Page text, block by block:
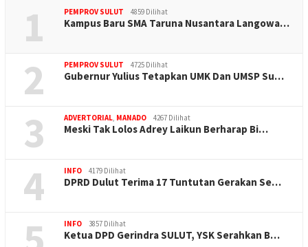
1 PEMPROV SULUT 4859 Dilihat
Kampus Baru SMA Taruna Nusantara Langowa…
2 PEMPROV SULUT 4725 Dilihat
Gubernur Yulius Tetapkan UMK Dan UMSP Su…
3 ADVERTORIAL, MANADO 4267 Dilihat
Meski Tak Lolos Adrey Laikun Berharap Bi…
4 INFO 4179 Dilihat
DPRD Dulut Terima 17 Tuntutan Gerakan Se…
INFO 3857 Dilihat
Ketua DPD Gerindra SULUT, YSK Serahkan B…